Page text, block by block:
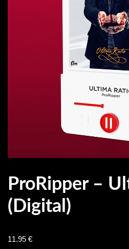
ProRipper –
(digital)
11.95 €